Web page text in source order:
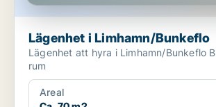
Lägenhet i Limhamn/Bunkeflo
Lägenhet att hyra i Limhamn/Bunkeflo Bostaden har 3
rum
Areal